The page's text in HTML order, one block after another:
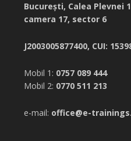
București, Calea Plevnei
camera 17, sector 6
J2003005877400, CUI:
Mobil 1: 0757 089 444
Mobil 2: 0770 511 213
e-mail: office@e-